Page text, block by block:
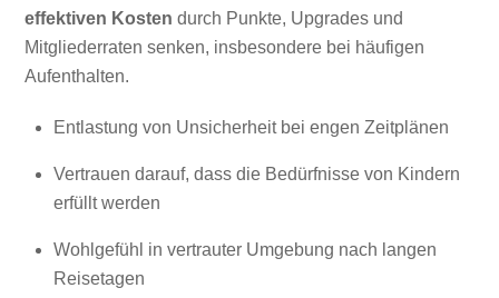
effektiven Kosten durch Punkte, Upgrades und
Mitgliederraten senken, insbesondere bei häufigen
Aufenthalten.
Entlastung von Unsicherheit bei engen Zeitplänen
Vertrauen darauf, dass die Bedürfnisse von Kindern
erfüllt werden
Wohlgefühl in vertrauter Umgebung nach langen
Reisetagen